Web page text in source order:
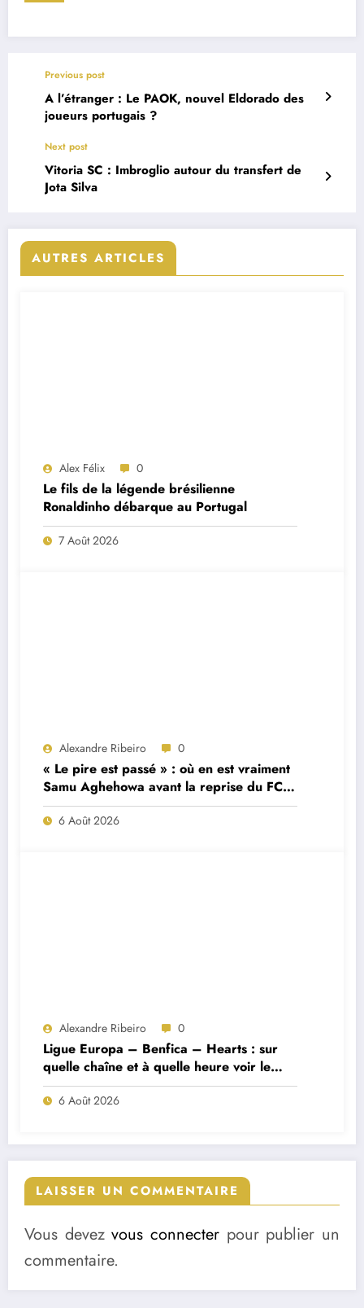
Previous post
A l’étranger : Le PAOK, nouvel Eldorado des
joueurs portugais ?
Next post
Vitoria SC : Imbroglio autour du transfert de
Jota Silva
AUTRES ARTICLES
Alex Félix 0
Le fils de la légende brésilienne
Ronaldinho débarque au Portugal
7 Août 2026
Alexandre Ribeiro 0
« Le pire est passé » : où en est vraiment
Samu Aghehowa avant la reprise du FC
Porto ?
6 Août 2026
Alexandre Ribeiro 0
Ligue Europa – Benfica – Hearts : sur
quelle chaîne et à quelle heure voir le
match ?
6 Août 2026
LAISSER UN COMMENTAIRE
Vous devezvous connecter pour publier un
commentaire.